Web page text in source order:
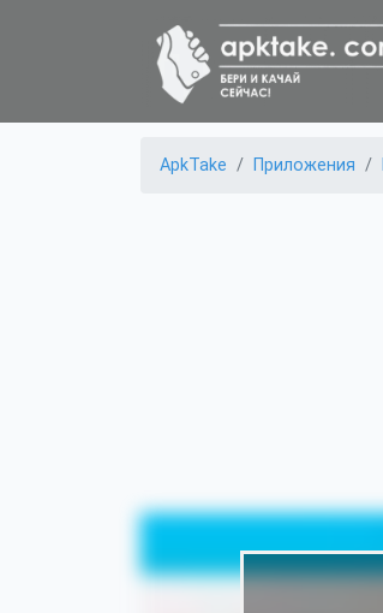
ApkTake Приложения